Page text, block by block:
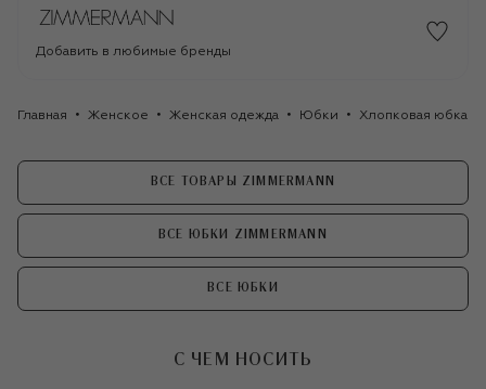
Добавить в любимые бренды
Главная Женское Женская одежда Юбки Хлопковая юбка
ВСЕ ТОВАРЫ ZIMMERMANN
ВСЕ ЮБКИ ZIMMERMANN
ВСЕ ЮБКИ
С ЧЕМ НОСИТЬ